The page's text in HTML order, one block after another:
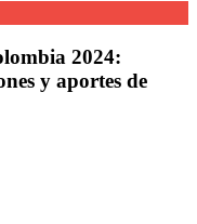
2024:
y aportes de